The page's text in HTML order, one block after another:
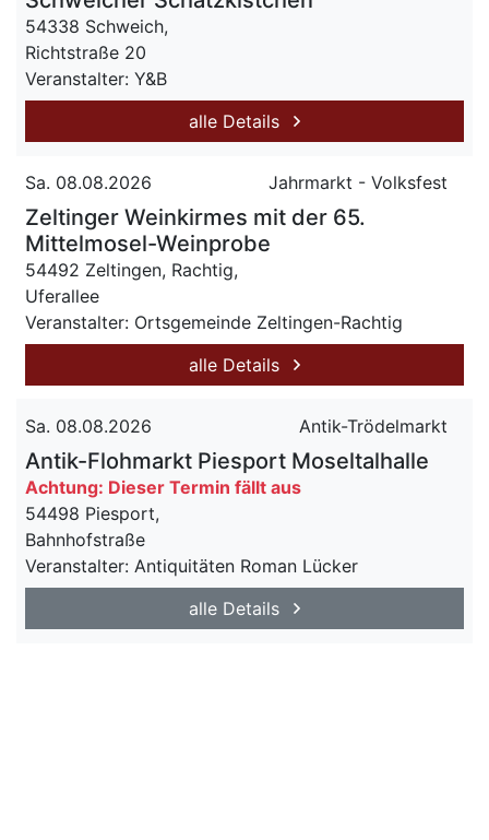
54338 Schweich,
Richtstraße 20
Veranstalter: Y&B
alle Details
Sa. 08.08.2026 Jahrmarkt - Volksfest
Zeltinger Weinkirmes mit der 65.
Mittelmosel-Weinprobe
54492 Zeltingen, Rachtig,
Uferallee
Veranstalter: Ortsgemeinde Zeltingen-Rachtig
alle Details
Sa. 08.08.2026 Antik-Trödelmarkt
Antik-Flohmarkt Piesport Moseltalhalle
Achtung: Dieser Termin fällt aus
54498 Piesport,
Bahnhofstraße
Veranstalter: Antiquitäten Roman Lücker
alle Details